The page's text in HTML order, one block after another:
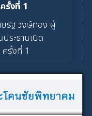
รั้งที่ 1
รัฐ วงษ์ทอง ผู้
ระธานเปิด
รั้งที่ 1